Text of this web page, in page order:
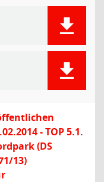
- TOP 5.1.
(DS
13)